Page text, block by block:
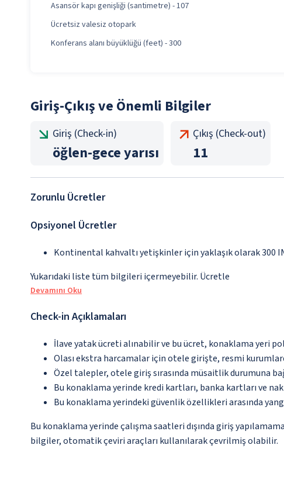
Asansör kapı genişliği (santimetre) - 107
Ücretsiz valesiz otopark
Konferans alanı büyüklüğü (feet) - 300
Giriş-Çıkış ve Önemli Bilgiler
Giriş (Check-in)
öğlen-gece yarısı
Çıkış (Check-out)
11
Zorunlu Ücretler
Opsiyonel Ücretler
Kontinental kahvaltı yetişkinler için yaklaşık olarak 300
Yukarıdaki liste tüm bilgileri içermeyebilir. Ücretle
Devamını Oku
Check-in Açıklamaları
İlave yatak ücreti alınabilir ve bu ücret, konaklama yeri
Olası ekstra harcamalar için otele girişte, resmi
Özel talepler, otele giriş sırasında müsaitlik durumuna
Bu konaklama yerinde kredi kartları, banka kartları ve
Bu konaklama yerindeki güvenlik özellikleri arasında
Bu konaklama yerinde çalışma saatleri dışında giriş
bilgiler, otomatik çeviri araçları kullanılarak çevrilmiş olabilir.